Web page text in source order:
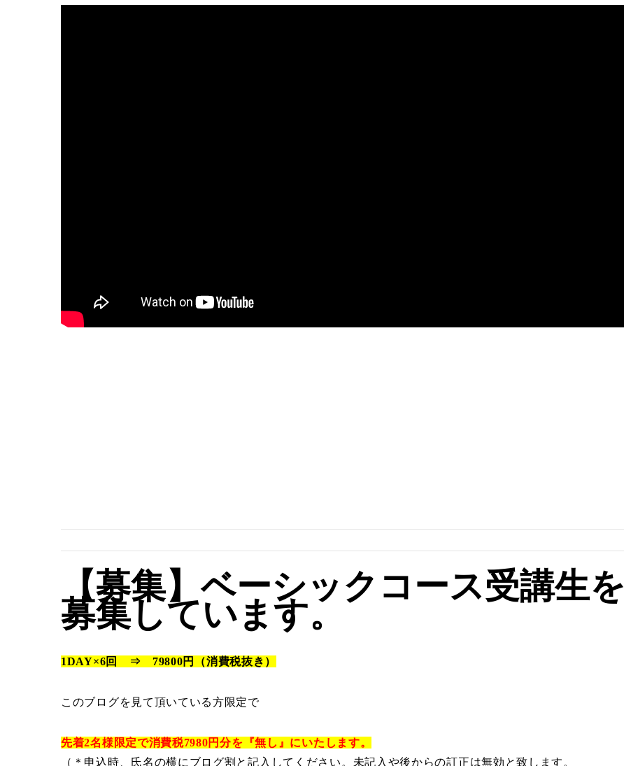
【募集】ベーシックコース受講生を
募集しています。
1DAY×6回 ⇒ 79800円（消費税抜き）
このブログを見て頂いている方限定で
先着2名様限定で消費税7980円分を『無し』にいたします。
（＊申込時、氏名の横にブログ割と記入してください。未記入や後からの訂正は無効と致します。